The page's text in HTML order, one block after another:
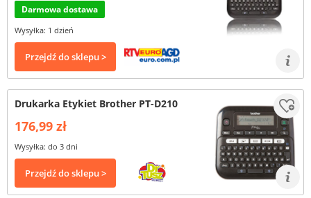
Darmowa dostawa
Wysyłka: 1 dzień
Przejdź do sklepu >
Drukarka Etykiet Brother PT-D210
176,99 zł
Wysyłka: do 3 dni
Przejdź do sklepu >